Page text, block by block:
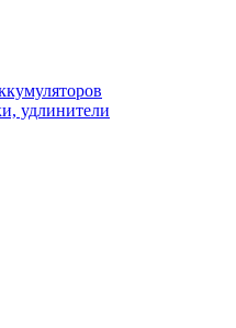
удлинители